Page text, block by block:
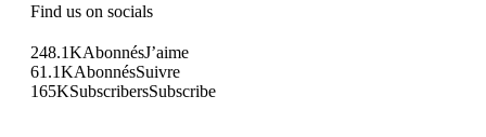
Find us on socials
248.1KAbonnésJ’aime
61.1KAbonnésSuivre
165KSubscribersSubscribe